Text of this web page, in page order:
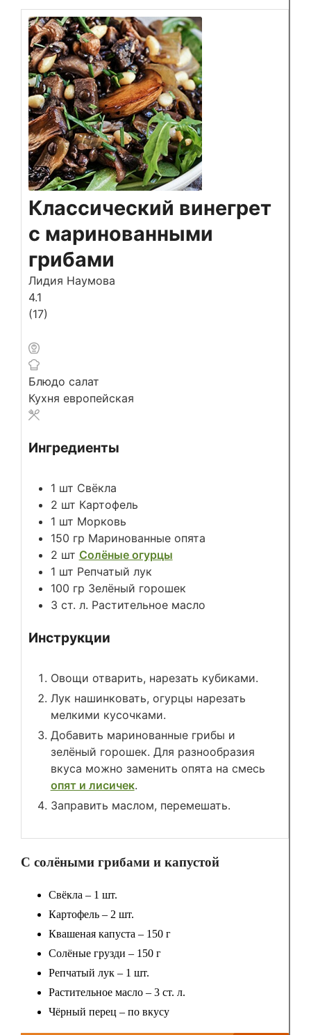
Классический винегрет
с маринованными
грибами
Лидия Наумова
4.1
(17)
Блюдо салат
Кухня европейская
Ингредиенты
1 шт Свёкла
2 шт Картофель
1 шт Морковь
150 гр Маринованные опята
2 шт Солёные огурцы
1 шт Репчатый лук
100 гр Зелёный горошек
3 ст. л. Растительное масло
Инструкции
Овощи отварить, нарезать кубиками.
Лук нашинковать, огурцы нарезать
мелкими кусочками.
Добавить маринованные грибы и
зелёный горошек. Для разнообразия
вкуса можно заменить опята на смесь
опят и лисичек.
Заправить маслом, перемешать.
С солёными грибами и капустой
Свёкла – 1 шт.
Картофель – 2 шт.
Квашеная капуста – 150 г
Солёные грузди – 150 г
Репчатый лук – 1 шт.
Растительное масло – 3 ст. л.
Чёрный перец – по вкусу